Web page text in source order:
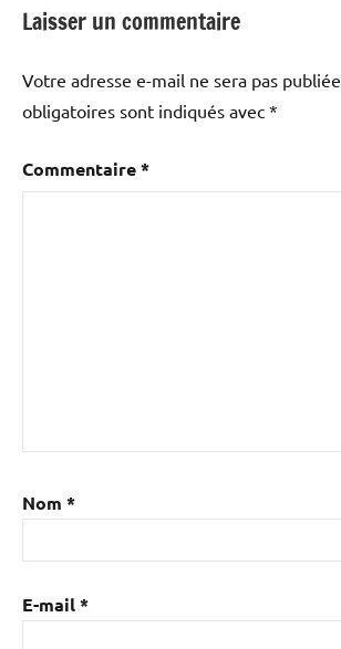
Laisser un commentaire
Votre adresse e-mail ne sera pas publiée.
obligatoires sont indiqués avec *
Commentaire*
Nom *
E-mail*